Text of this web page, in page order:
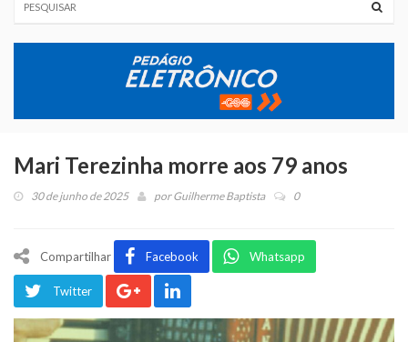
Mari Terezinha morre aos 79 anos
30 de junho de 2025 porGuilherme Baptista 0
Compartilhar Facebook Whatsapp
Twitter